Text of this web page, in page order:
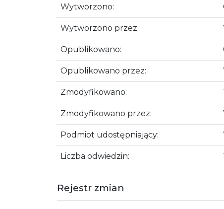
Wytworzono:
Wytworzono przez:
Opublikowano:
Opublikowano przez:
Zmodyfikowano:
Zmodyfikowano przez:
Podmiot udostępniający:
Liczba odwiedzin:
Rejestr zmian